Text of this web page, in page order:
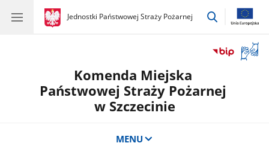
gov.pl
Jednostki Państwowej Straży Pożarnej
gov.pl
Jednostki
przejdź
okno
Komenda Miejska
Państwowej Straży Pożarnej
w Szczecinie
MENU